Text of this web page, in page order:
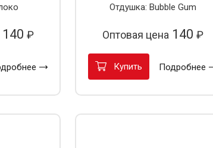
140 ₽
Отдушка: Bubble Gum
Оптовая цена 140 ₽
Купить Подробнее